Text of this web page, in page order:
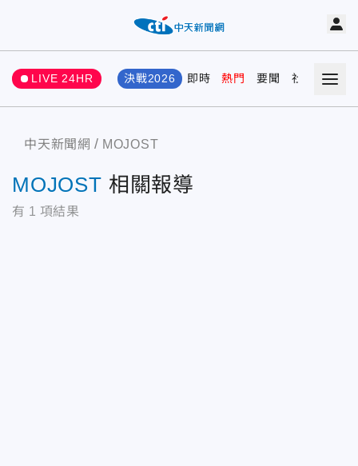
LIVE 24HR 決戰2026 即時 熱門 要聞 社會 娛樂
中天新聞網 MOJOST
MOJOST 相關報導
有 1 項結果